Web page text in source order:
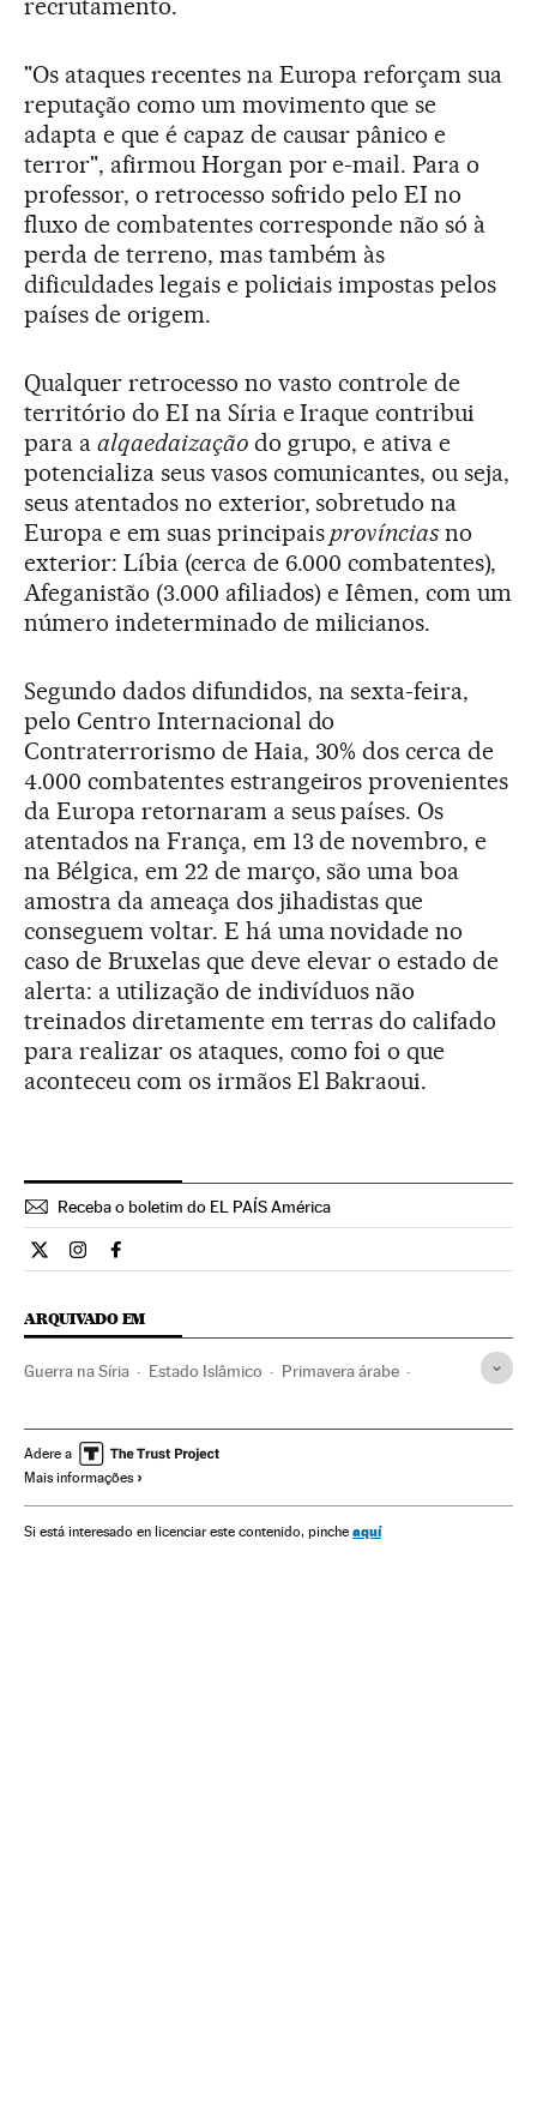
recrutamento.
"Os ataques recentes na Europa reforçam sua
reputação como um movimento que se
adapta e que é capaz de causar pânico e
terror", afirmou Horgan por e-mail. Para o
professor, o retrocesso sofrido pelo EI no
fluxo de combatentes corresponde não só à
perda de terreno, mas também às
dificuldades legais e policiais impostas pelos
países de origem.
Qualquer retrocesso no vasto controle de
território do EI na Síria e Iraque contribui
para a alqaedaizaçãodo grupo, e ativa e
potencializa seus vasos comunicantes, ou seja,
seus atentados no exterior, sobretudo na
Europa e em suas principaisprovíncias no
exterior: Líbia (cerca de 6.000 combatentes),
Afeganistão (3.000 afiliados) e Iêmen, com um
número indeterminado de milicianos.
Segundo dados difundidos, na sexta-feira,
pelo Centro Internacional do
Contraterrorismo de Haia, 30% dos cerca de
4.000 combatentes estrangeiros provenientes
da Europa retornaram a seus países. Os
atentados na França, em 13 de novembro, e
na Bélgica, em 22 de março, são uma boa
amostra da ameaça dos jihadistas que
conseguem voltar. E há uma novidade no
caso de Bruxelas que deve elevar o estado de
alerta: a utilização de indivíduos não
treinados diretamente em terras do califado
para realizar os ataques, como foi o que
aconteceu com os irmãos El Bakraoui.
Receba o boletim do EL PAÍS América
Internacional El País Brasil en Twitter
Internacional El País Brasil en Instagram
Internacional El País Brasil en Facebook
ARQUIVADO EM
Guerra na Síria Estado Islâmico Primavera árabe
Revoluções Islã Jihadismo
Grupos terroristas
Conflitos Política Protestos sociais Mal-estar social
Adere a
Mais informações
Si está interesado en licenciar este contenido, pinche aquí